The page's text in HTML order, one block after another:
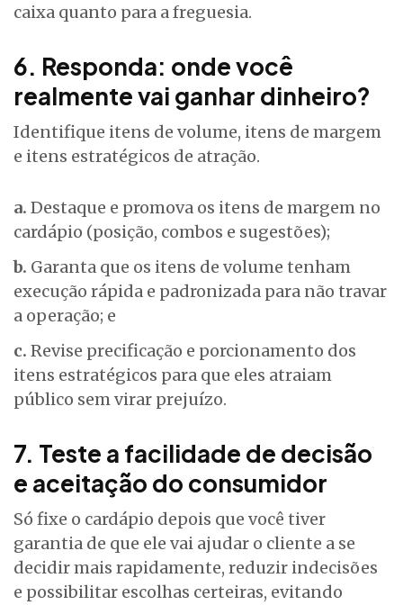
caixa quanto para a freguesia.
6. Responda: onde você
realmente vai ganhar dinheiro?
Identifique itens de volume, itens de margem
e itens estratégicos de atração.
a. Destaque e promova os itens de margem no
cardápio (posição, combos e sugestões);
b. Garanta que os itens de volume tenham
execução rápida e padronizada para não travar
a operação; e
c. Revise precificação e porcionamento dos
itens estratégicos para que eles atraiam
público sem virar prejuízo.
7. Teste a facilidade de decisão
e aceitação do consumidor
Só fixe o cardápio depois que você tiver
garantia de que ele vai ajudar o cliente a se
decidir mais rapidamente, reduzir indecisões
e possibilitar escolhas certeiras, evitando